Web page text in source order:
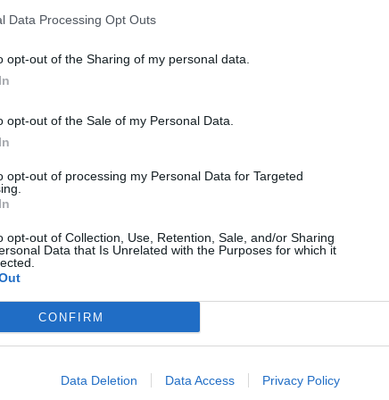
Data Processing Opt Outs
opt-out of the Sharing of my personal data.
opt-out of the Sale of my Personal Data.
opt-out of processing my Personal Data for Targeted
opt-out of Collection, Use, Retention, Sale, and/or Sharing
Data that Is Unrelated with the Purposes for which it
CONFIRM
Data Deletion Data Access Privacy Policy
Schildklier - hypothyroidie (traagwerkend)
Maagzuur - protonpompremmers
Bloeddruk - betablokkers
Epilepsie
Antibiotica - urineweginfectie
Depressie - antidepressiva overig
Depressie - antidepressiva TCA
Depressie - antidepressiva overig
Anticonceptie - eenfase
Psychose / schizofrenie - antipsychotica
Depressie - antidepressiva SSRI
Verslavingsziekten